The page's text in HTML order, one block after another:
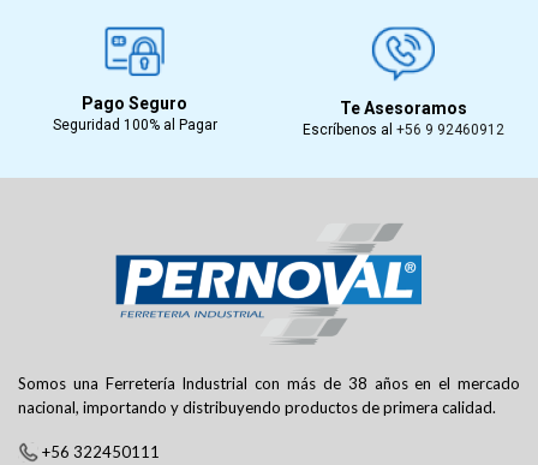
Pago Seguro
Seguridad 100% al Pagar
Te Asesoramos
Escríbenos al +56 9 92460912
Somos una Ferretería Industrial con más de 38 años en el mercado
nacional, importando y distribuyendo productos de primera calidad.
+56 322450111